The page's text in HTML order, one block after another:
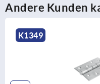
Andere Kunden